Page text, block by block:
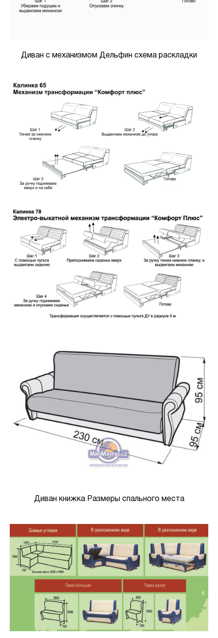
Диван с механизмом Дельфин схема раскладки
Диван книжка Размеры спального места